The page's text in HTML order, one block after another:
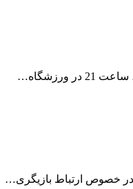
در خصوص ارتباط بازیگری…